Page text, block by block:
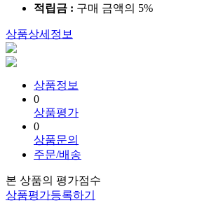
적립금 : 구매 금액의 5%
상품상세정보
상품정보
0
상품평가
0
상품문의
주문/배송
본 상품의 평가점수
상품평가등록하기